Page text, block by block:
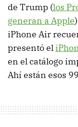
de Trump (los
generan a Apple
iPhone Air
presentó el
en el catálogo
Ahí están esos